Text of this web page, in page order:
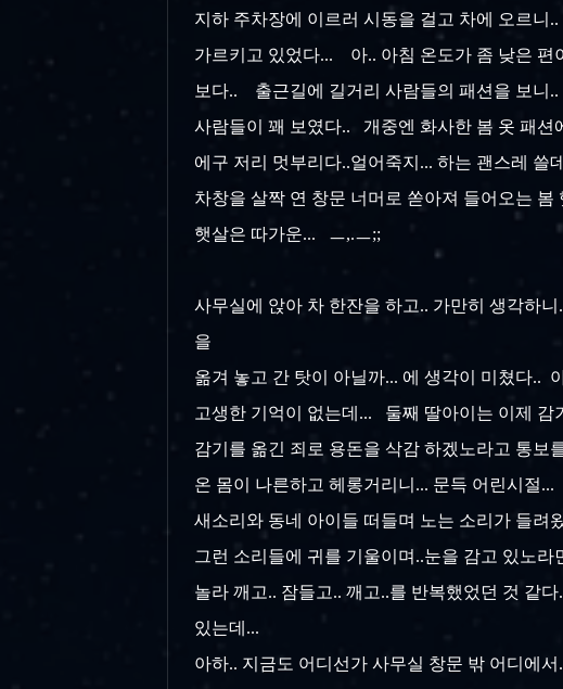
지하 주차장에 이르러 시동을 걸고 차에 오르
가르키고 있었다... 아.. 아침 온도가 좀 낮은 편
보다.. 출근길에 길거리 사람들의 패션을 보니
사람들이 꽤 보였다.. 개중엔 화사한 봄 옷 패션
에구 저리 멋부리다..얼어죽지... 하는 괜스레
차창을 살짝 연 창문 너머로 쏟아져 들어오는
햇살은 따가운... ㅡ,.ㅡ;;
사무실에 앉아 차 한잔을 하고.. 가만히 생각하
을
옮겨 놓고 간 탓이 아닐까... 에 생각이 미쳤다..
고생한 기억이 없는데... 둘째 딸아이는 이제
감기를 옮긴 죄로 용돈을 삭감 하겠노라고 통보
온 몸이 나른하고 헤롱거리니... 문득 어린시절
새소리와 동네 아이들 떠들며 노는 소리가 들
그런 소리들에 귀를 기울이며..눈을 감고 있노
놀라 깨고.. 잠들고.. 깨고..를 반복했었던 것 같
있는데...
아하.. 지금도 어디선가 사무실 창문 밖 어디에